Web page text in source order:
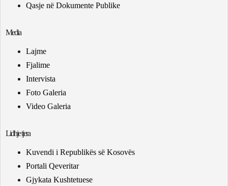
Qasje në Dokumente Publike
Media
Lajme
Fjalime
Intervista
Foto Galeria
Video Galeria
Lidhje tjera
Kuvendi i Republikës së Kosovës
Portali Qeveritar
Gjykata Kushtetuese